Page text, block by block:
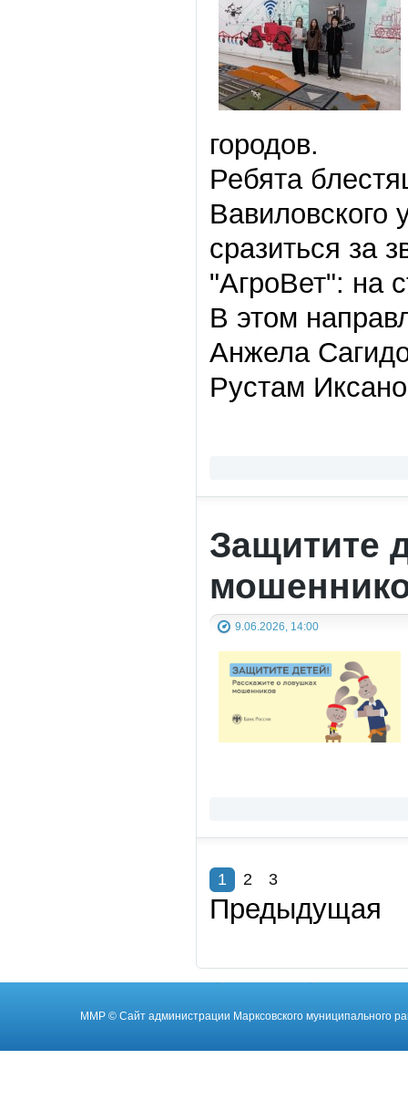
городов.
Ребята
сразиться за
"АгроВет": на
В этом
Анжела
Рустам
Защитите
9.06.2026, 14:00
1 2 3
Предыдущая
ММР © Cайт администрации Марксовского муниципального